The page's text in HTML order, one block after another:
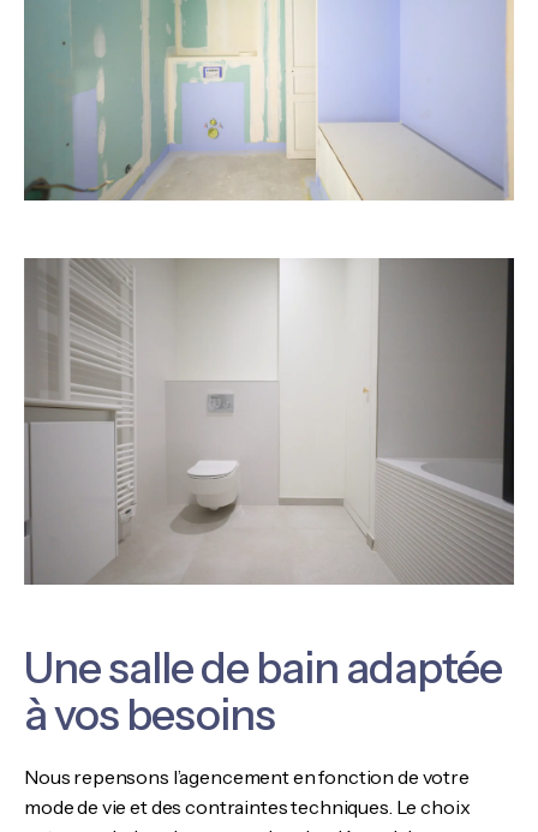
Une salle de bain adaptée
à vos besoins
Nous repensons l’agencement en fonction de votre
mode de vie et des contraintes techniques. Le choix